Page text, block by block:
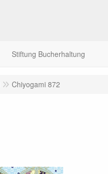
Stiftung Bucherhaltung
Chiyogami 872